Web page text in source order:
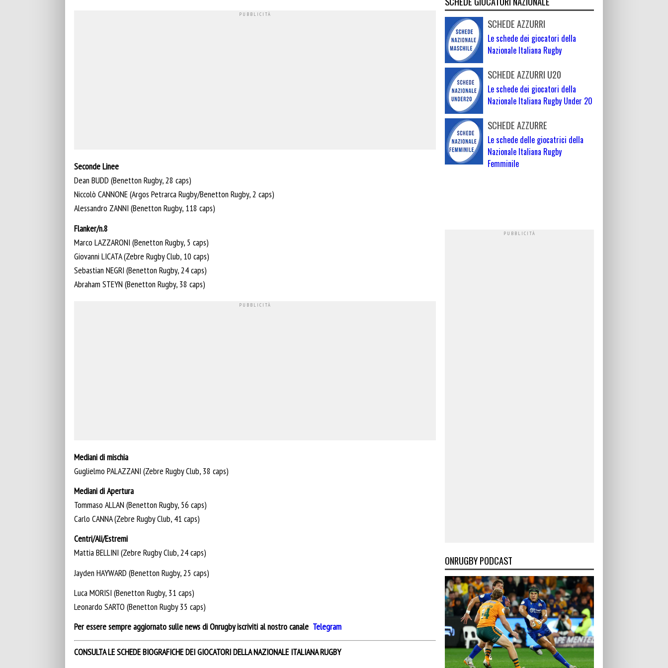
Seconde Linee
Dean BUDD (Benetton Rugby, 28 caps)
Niccolò CANNONE (Argos Petrarca Rugby/Benetton Rugby, 2 caps)
Alessandro ZANNI (Benetton Rugby, 118 caps)
Flanker/n.8
Marco LAZZARONI (Benetton Rugby, 5 caps)
Giovanni LICATA (Zebre Rugby Club, 10 caps)
Sebastian NEGRI (Benetton Rugby, 24 caps)
Abraham STEYN (Benetton Rugby, 38 caps)
Mediani di mischia
Guglielmo PALAZZANI (Zebre Rugby Club, 38 caps)
Mediani di Apertura
Tommaso ALLAN (Benetton Rugby, 56 caps)
Carlo CANNA (Zebre Rugby Club, 41 caps)
Centri/Ali/Estremi
Mattia BELLINI (Zebre Rugby Club, 24 caps)
Jayden HAYWARD (Benetton Rugby, 25 caps)
Luca MORISI (Benetton Rugby, 31 caps)
Leonardo SARTO (Benetton Rugby 35 caps)
Per essere sempre aggiornato sulle news di Onrugby iscriviti al nostro canale Telegram
CONSULTA LE SCHEDE BIOGRAFICHE DEI GIOCATORI DELLA NAZIONALE ITALIANA RUGBY
SCHEDE AZZURRI
Le schede dei giocatori della
Nazionale Italiana Rugby
SCHEDE AZZURRI U20
Le schede dei giocatori della
Nazionale Italiana Rugby Under 20
SCHEDE AZZURRE
Le schede delle giocatrici della
Nazionale Italiana Rugby
Femminile
ONRUGBY PODCAST